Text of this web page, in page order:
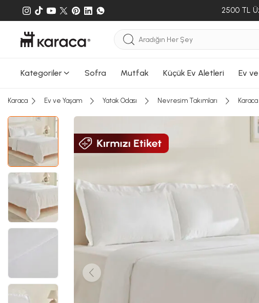
2500 TL
Kategoriler Sofra Mutfak Küçük Ev Aletleri Ev
Karaca Ev ve Yaşam Yatak Odası Nevresim Takımları